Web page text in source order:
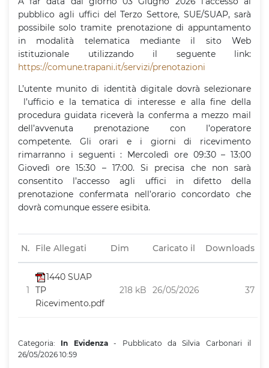
pubblico agli uffici del Terzo Settore, SUE/SUAP, sarà
possibile solo tramite prenotazione di appuntamento
in modalità telematica mediante il sito Web
istituzionale utilizzando il seguente link:
https://comune.trapani.it/servizi/prenotazioni
L’utente munito di identità digitale dovrà selezionare
l’ufficio e la tematica di interesse e alla fine della
procedura guidata riceverà la conferma a mezzo mail
dell’avvenuta prenotazione con l’operatore
competente. Gli orari e i giorni di ricevimento
rimarranno i seguenti : Mercoledì ore 09:30 – 13:00
Giovedì ore 15:30 – 17:00. Si precisa che non sarà
consentito l’accesso agli uffici in difetto della
prenotazione confermata nell’orario concordato che
dovrà comunque essere esibita.
N. File Allegati Dim Caricato il Downloads
1
1440 SUAP
TP
Ricevimento.pdf
218 kB 26/05/2026 37
Categoria: In Evidenza- Pubblicato da Silvia Carbonari il
26/05/2026 10:59